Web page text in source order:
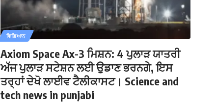
ਵਿਗਿਆਨ
Axiom Space Ax-3 ਮਿਸ਼ਨ: 4 ਪੁਲਾੜ ਯਾਤਰੀ
ਅੱਜ ਪੁਲਾੜ ਸਟੇਸ਼ਨ ਲਈ ਉਡਾਣ ਭਰਨਗੇ, ਇਸ
ਤਰ੍ਹਾਂ ਦੇਖੋ ਲਾਈਵ ਟੈਲੀਕਾਸਟ। Science and
tech news in punjabi